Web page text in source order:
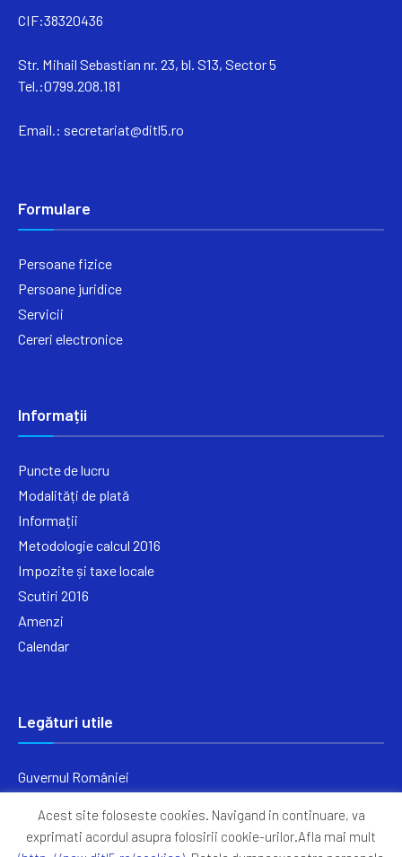
CIF:38320436
Str. Mihail Sebastian nr. 23, bl. S13, Sector 5
Tel.:0799.208.181
Email.: secretariat@ditl5.ro
Formulare
Persoane fizice
Persoane juridice
Servicii
Cereri electronice
Informații
Puncte de lucru
Modalități de plată
Informații
Metodologie calcul 2016
Impozite și taxe locale
Scutiri 2016
Amenzi
Calendar
Legături utile
Guvernul României
Primăria Sectorul 5
Acest site foloseste cookies. Navigand in continuare, va
exprimati acordul asupra folosirii cookie-urilor.Afla mai mult